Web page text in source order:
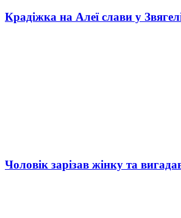
Крадіжка на Алеї слави у
Чоловік зарізав жінку та